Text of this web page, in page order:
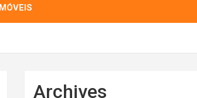
Archives